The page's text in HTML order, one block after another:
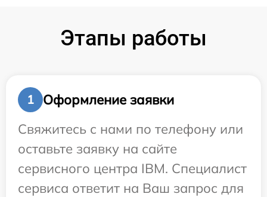
Этапы работы
1
Оформление заявки
Свяжитесь с нами по телефону или
оставьте заявку на сайте
сервисного центра IBM. Специалист
сервиса ответит на Ваш запрос для